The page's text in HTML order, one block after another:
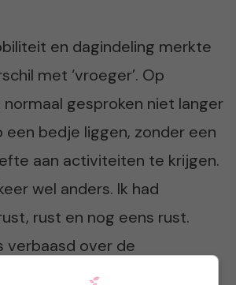
en dagindeling merkte
met ‘vroeger’. Op
normaal gesproken niet langer
een bedje liggen, zonder een
aan activiteiten te krijgen.
wel anders. Ik had
rust en nog eens rust.
verbaasd over de
die ik luierend kon